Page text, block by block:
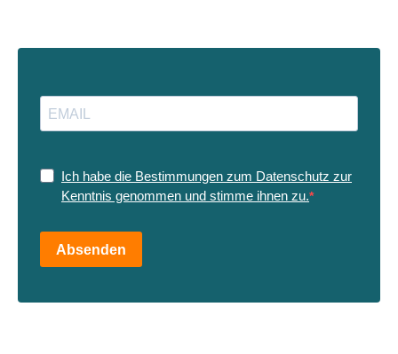
Ich habe die Bestimmungen zum Datenschutz zur
Kenntnis genommen und stimme ihnen zu.
Absenden